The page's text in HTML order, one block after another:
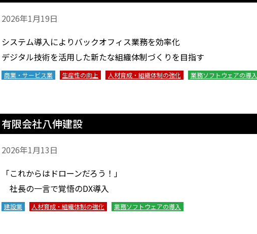
2026年1月19日
システム導入によりバックオフィス業務を効率化
デジタル技術を活用した新たな組織体制づくりを目指す
商業・サービス業 生産性の向上 人材育成・組織体制の強化 業務ソフトウェアの導入
有限会社八伸建設
2026年1月13日
「これからはドローンだろう！」
社長の一言で覚悟のDX導入
建設業 人材育成・組織体制の強化 業務ソフトウェアの導入